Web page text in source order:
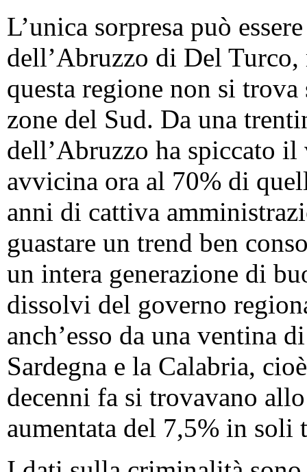
L’unica sorpresa può
dell’Abruzzo di Del Turco,
questa regione non si
zone del Sud. Da una
dell’Abruzzo ha spiccato
avvicina ora al 70% di
anni di cattiva
guastare un trend ben
un intera generazione di
dissolvi del governo
anch’esso da una ventina
Sardegna e la Calabria,
decenni fa si trovavano
aumentata del 7,5% in soli